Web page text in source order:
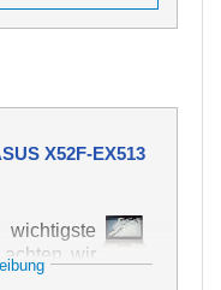
X52F-EX513
wir